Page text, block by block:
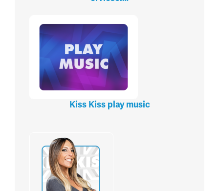
Kiss Kiss play music